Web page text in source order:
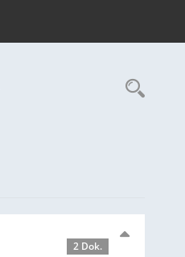
2 Dok.